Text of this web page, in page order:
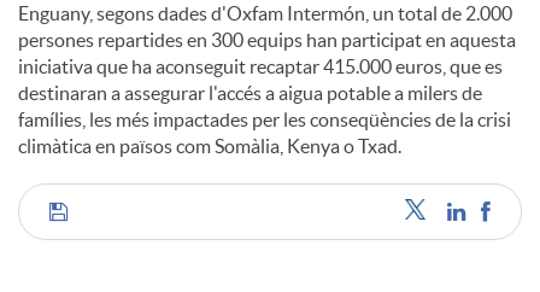
Enguany, segons dades d'Oxfam Intermón, un total de 2.000
persones repartides en 300 equips han participat en aquesta
iniciativa que ha aconseguit recaptar 415.000 euros, que es
destinaran a assegurar l'accés a aigua potable a milers de
famílies, les més impactades per les conseqüències de la crisi
climàtica en països com Somàlia, Kenya o Txad.
C